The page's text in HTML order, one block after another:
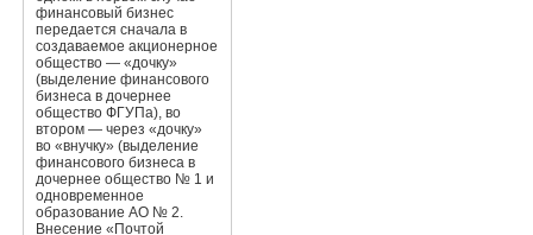
финансовый бизнес
передается сначала в
создаваемое акционерное
общество — «дочку»
(выделение финансового
бизнеса в дочернее
общество ФГУПа), во
втором — через «дочку»
во «внучку» (выделение
финансового бизнеса в
дочернее общество № 1 и
одновременное
образование АО № 2.
Внесение «Почтой